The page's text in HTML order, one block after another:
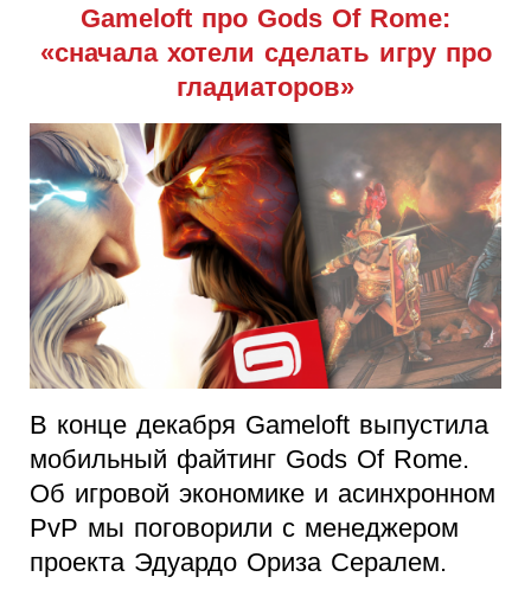
Gameloft про Gods Of Rome:
«сначала хотели сделать игру про
гладиаторов»
В конце декабря Gameloft выпустила
мобильный файтинг Gods Of Rome.
Об игровой экономике и асинхронном
PvP мы поговорили с менеджером
проекта Эдуардо Ориза Сералем.